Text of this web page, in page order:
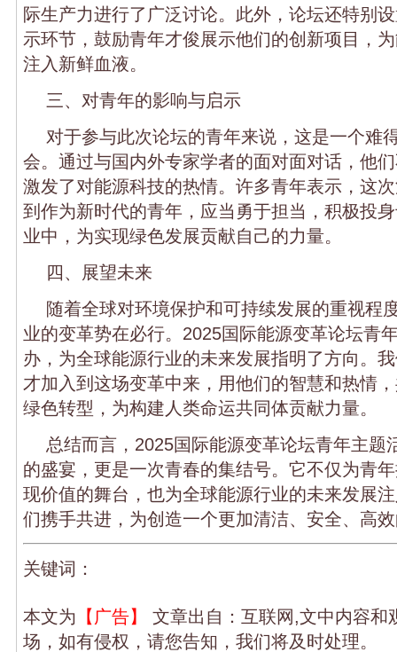
际生产力进行了广泛讨论。此外，论坛还特别
示环节，鼓励青年才俊展示他们的创新项目，
注入新鲜血液。
三、对青年的影响与启示
对于参与此次论坛的青年来说，这是一个难
会。通过与国内外专家学者的面对面对话，他
激发了对能源科技的热情。许多青年表示，这
到作为新时代的青年，应当勇于担当，积极投
业中，为实现绿色发展贡献自己的力量。
四、展望未来
随着全球对环境保护和可持续发展的重视程
业的变革势在必行。2025国际能源变革论坛青
办，为全球能源行业的未来发展指明了方向。
才加入到这场变革中来，用他们的智慧和热情
绿色转型，为构建人类命运共同体贡献力量。
总结而言，2025国际能源变革论坛青年主题
的盛宴，更是一次青春的集结号。它不仅为青
现价值的舞台，也为全球能源行业的未来发展
们携手共进，为创造一个更加清洁、安全、高
关键词：
本文为 【广告】
文章出自：互联网,文中内容和
场，如有侵权，请您告知，我们将及时处理。